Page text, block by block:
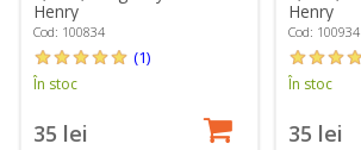
Henry
Cod: 100834
(1)
În stoc
35 lei
Henry
Cod: 100934
În stoc
35 lei